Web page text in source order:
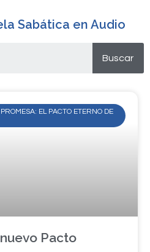
Sabática en Audio
Buscar
EL PACTO ETERNO DE
Pacto